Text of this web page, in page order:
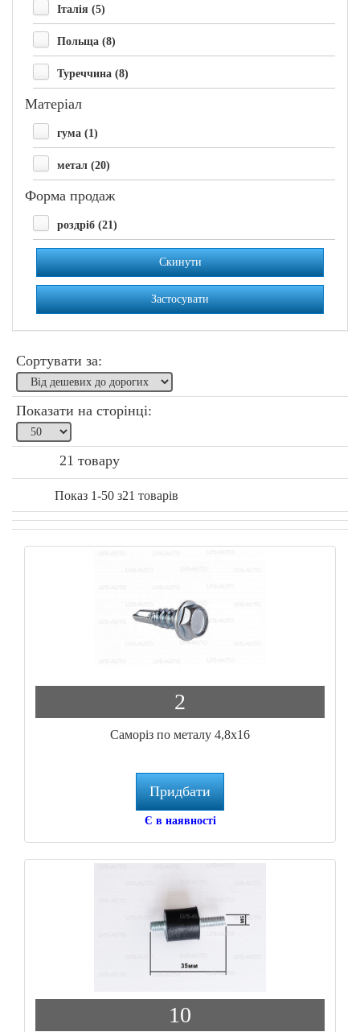
Італія (5)
Польща (8)
Туреччина (8)
Матеріал
гума (1)
метал (20)
Форма продаж
роздріб (21)
Скинути
Застосувати
Сортувати за:
Показати на сторінці:
21 товару
Показ 1-50 з21 товарів
2
Саморіз по металу 4,8х16
Придбати
Є в наявності
10